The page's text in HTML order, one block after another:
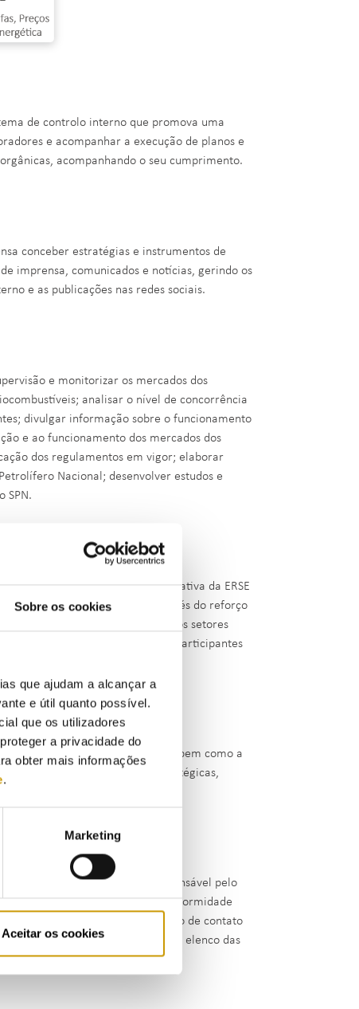
Sobre os cookies
que ajudam a alcançar a
e útil quanto possível.
que os utilizadores
a privacidade do
obter mais informações
.
Marketing
Aceitar os cookies
de controlo interno que promova uma
e acompanhar a execução de planos e
acompanhando o seu cumprimento.
conceber estratégias e instrumentos de
imprensa, comunicados e notícias, gerindo os
e as publicações nas redes sociais.
e monitorizar os mercados dos
analisar o nível de concorrência
divulgar informação sobre o funcionamento
e ao funcionamento dos mercados dos
dos regulamentos em vigor; elaborar
Nacional; desenvolver estudos e
SPN.
contribuir para a representação ativa da ERSE
as equipas internas através do reforço
da energia e da inovação nos setores
energia e a atração de novos participantes
europeias e internacionais, bem como a
em matéria de posições estratégicas,
informação e aconselhar o responsável pelo
dados pessoais; controlar a conformidade
autoridade de controlo; ser o ponto de contato
incluindo a consulta prévia. O elenco das
Lei n.º 58/2019, de 8 de agosto.